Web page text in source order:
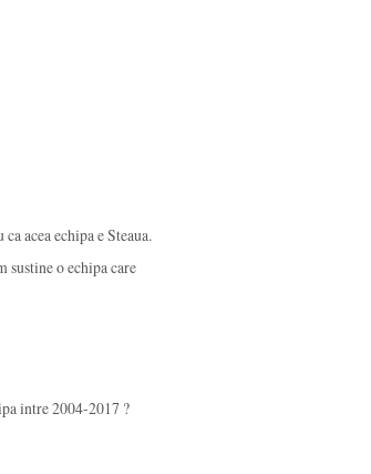
acea echipa e Steaua.
sustine o echipa care
intre 2004-2017 ?